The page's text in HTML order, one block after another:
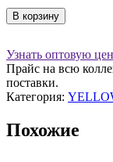
Количество
товара
для
чайной
чашки
16
(желтый)
В корзину
Узнать оптовую
Прайс на всю
поставки.
Категория:
Похожие